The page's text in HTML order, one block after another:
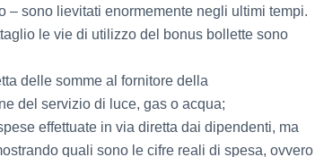
– sono lievitati enormemente negli ultimi tempi.
le vie di utilizzo del bonus bollette sono
delle somme al fornitore della
del servizio di luce, gas o acqua;
effettuate in via diretta dai dipendenti, ma
quali sono le cifre reali di spesa, ovvero